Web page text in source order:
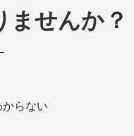
ませんか？
らない